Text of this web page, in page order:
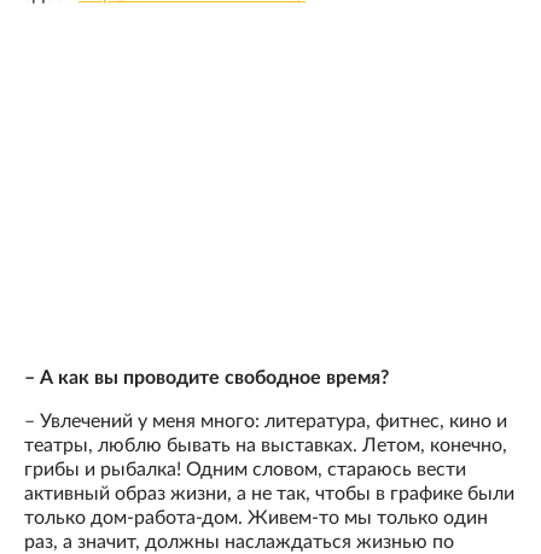
– А как вы проводите свободное время?
– Увлечений у меня много: литература, фитнес, кино и
театры, люблю бывать на выставках. Летом, конечно,
грибы и рыбалка! Одним словом, стараюсь вести
активный образ жизни, а не так, чтобы в графике были
только дом-работа-дом. Живем-то мы только один
раз, а значит, должны наслаждаться жизнью по